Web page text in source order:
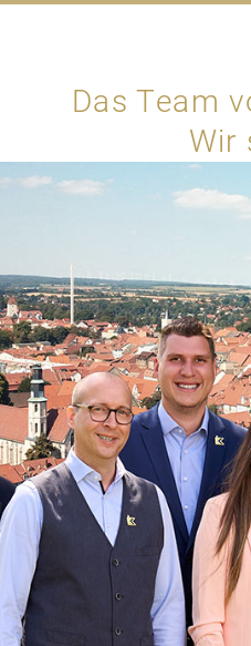
Das Team
Wir